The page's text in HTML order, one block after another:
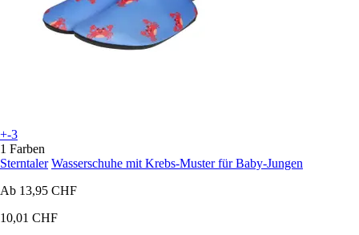
+-3
1 Farben
Sterntaler Wasserschuhe mit Krebs-Muster für Baby-Jungen
Ab 13,95 CHF
10,01 CHF